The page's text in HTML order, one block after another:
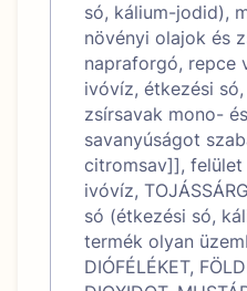
só, kálium-jodid),
növényi olajok és
napraforgó, repce
ivóvíz, étkezési
zsírsavak mono-
savanyúságot
citromsav]], felület
ivóvíz,
só (étkezési só,
termék olyan
DIÓFÉLÉKET,